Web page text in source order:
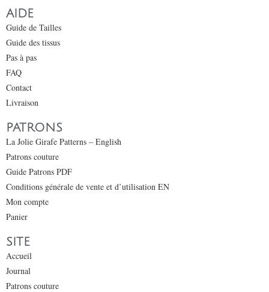
AIDE
Guide de Tailles
Guide des tissus
Pas à pas
FAQ
Contact
Livraison
PATRONS
La Jolie Girafe Patterns – English
Patrons couture
Guide Patrons PDF
Conditions générale de vente et d’utilisation EN
Mon compte
Panier
SITE
Accueil
Journal
Patrons couture